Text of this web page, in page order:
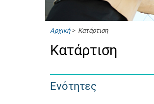
Αρχική> Κατάρτιση
Κατάρτιση
Ενότητες